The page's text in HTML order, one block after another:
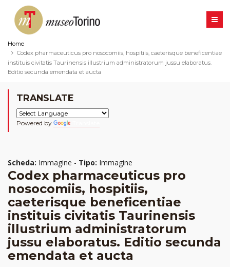
Home
Codex pharmaceuticus pro nosocomiis, hospitiis, caeterisque beneficentiae
instituis civitatis Taurinensis illustrium administratorum jussu elaboratus.
Editio secunda emendata et aucta
TRANSLATE
Powered by
Scheda: Immagine - Tipo: Immagine
Codex pharmaceuticus pro
nosocomiis, hospitiis,
caeterisque beneficentiae
instituis civitatis Taurinensis
illustrium administratorum
jussu elaboratus. Editio secunda
emendata et aucta